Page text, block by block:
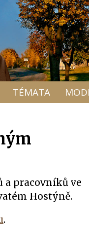
TÉMATA
a pracovníků ve
Hostýně.
.